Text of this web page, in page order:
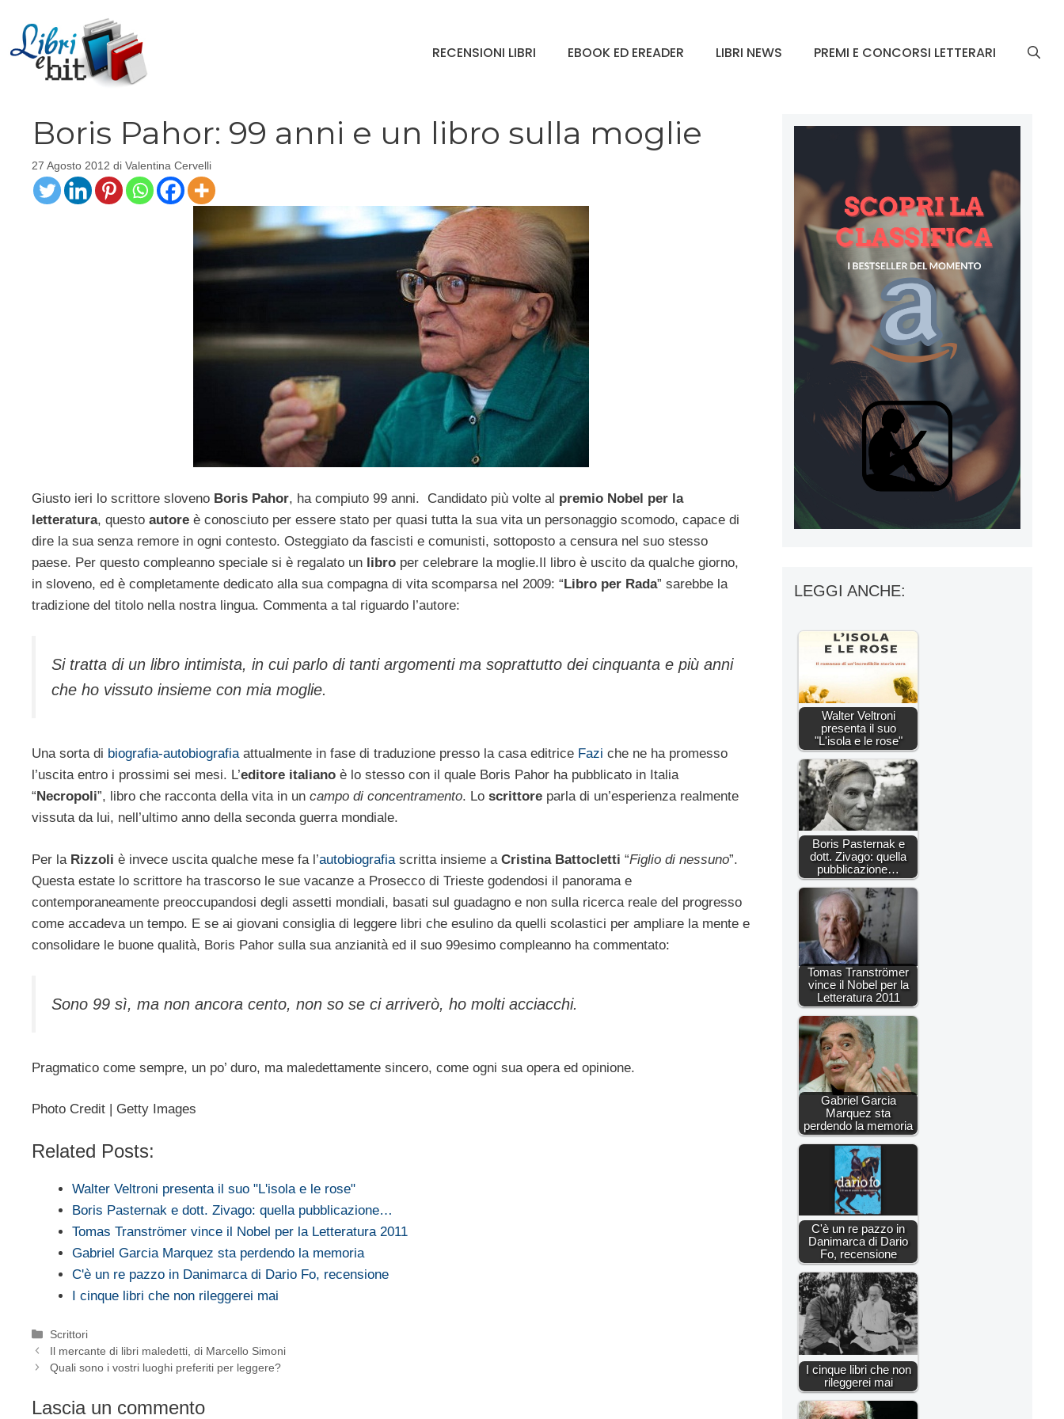
contenuto
RECENSIONI LIBRI EBOOK ED EREADER LIBRI NEWS PREMI E CONCORSI LETTERARI
Boris Pahor: 99 anni e un libro sulla moglie
27 Agosto 2012 di Valentina Cervelli
Giusto ieri lo scrittore sloveno Boris Pahor, ha compiuto 99 anni. Candidato più volte al premio Nobel per la
letteratura, questo autore è conosciuto per essere stato per quasi tutta la sua vita un personaggio scomodo, capace di
dire la sua senza remore in ogni contesto. Osteggiato da fascisti e comunisti, sottoposto a censura nel suo stesso
paese. Per questo compleanno speciale si è regalato un libro per celebrare la moglie.Il libro è uscito da qualche giorno,
in sloveno, ed è completamente dedicato alla sua compagna di vita scomparsa nel 2009: “Libro per Rada” sarebbe la
tradizione del titolo nella nostra lingua. Commenta a tal riguardo l’autore:
Si tratta di un libro intimista, in cui parlo di tanti argomenti ma soprattutto dei cinquanta e più anni
che ho vissuto insieme con mia moglie.
Una sorta di biografia-autobiografiaattualmente in fase di traduzione presso la casa editrice Fazi che ne ha promesso
l’uscita entro i prossimi sei mesi. L’editore italiano è lo stesso con il quale Boris Pahor ha pubblicato in Italia
“Necropoli”, libro che racconta della vita in un campo di concentramento. Lo scrittore parla di un’esperienza realmente
vissuta da lui, nell’ultimo anno della seconda guerra mondiale.
Per la Rizzoli è invece uscita qualche mese fa l’autobiografia scritta insieme a Cristina Battocletti “Figlio di nessuno”.
Questa estate lo scrittore ha trascorso le sue vacanze a Prosecco di Trieste godendosi il panorama e
contemporaneamente preoccupandosi degli assetti mondiali, basati sul guadagno e non sulla ricerca reale del progresso
come accadeva un tempo. E se ai giovani consiglia di leggere libri che esulino da quelli scolastici per ampliare la mente e
consolidare le buone qualità, Boris Pahor sulla sua anzianità ed il suo 99esimo compleanno ha commentato:
Sono 99 sì, ma non ancora cento, non so se ci arriverò, ho molti acciacchi.
Pragmatico come sempre, un po’ duro, ma maledettamente sincero, come ogni sua opera ed opinione.
Photo Credit | Getty Images
Related Posts:
Walter Veltroni presenta il suo "L'isola e le rose"
Boris Pasternak e dott. Zivago: quella pubblicazione…
Tomas Tranströmer vince il Nobel per la Letteratura 2011
Gabriel Garcia Marquez sta perdendo la memoria
C'è un re pazzo in Danimarca di Dario Fo, recensione
I cinque libri che non rileggerei mai
Categorie
Scrittori
Il mercante di libri maledetti, di Marcello Simoni
Quali sono i vostri luoghi preferiti per leggere?
Lascia un commento
LEGGI ANCHE:
Walter Veltroni
presenta il suo
"L'isola e le rose"
Boris Pasternak e
dott. Zivago: quella
pubblicazione…
Tomas Tranströmer
vince il Nobel per la
Letteratura 2011
Gabriel Garcia
Marquez sta
perdendo la memoria
C'è un re pazzo in
Danimarca di Dario
Fo, recensione
I cinque libri che non
rileggerei mai